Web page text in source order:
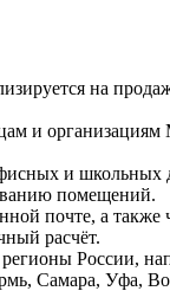
на
и
и
помещений.
почте, а
расчёт.
России,
Самара, Уфа,